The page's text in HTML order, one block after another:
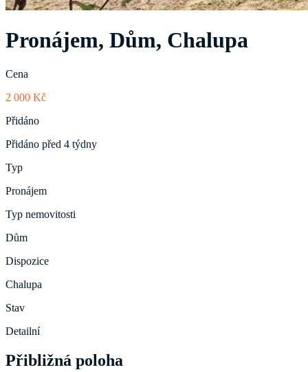
Pronájem, Dům, Chalupa
Cena
2 000 Kč
Přidáno
Přidáno před 4 týdny
Typ
Pronájem
Typ nemovitosti
Dům
Dispozice
Chalupa
Stav
Detailní
Přibližná poloha